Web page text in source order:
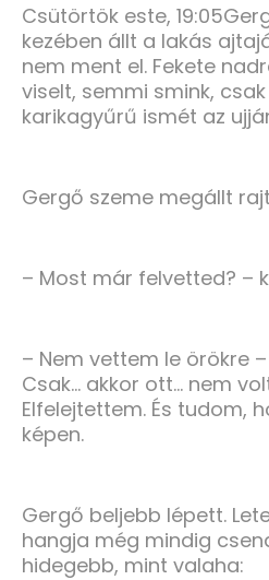
Csütörtök este,
kezében állt a lakás
nem ment el. Fekete
viselt, semmi smink,
karikagyűrű ismét az
Gergő szeme megállt
– Most már felvetted? –
– Nem vettem le örökre
Csak… akkor ott… nem
Elfelejtettem. És tudom,
képen.
Gergő beljebb lépett.
hangja még mindig
hidegebb, mint valaha: